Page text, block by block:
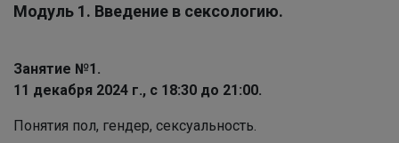
Модуль 1. Введение в сексологию.
Занятие №1.
11 декабря 2024 г., с 18:30 до 21:00.
Понятия пол, гендер, сексуальность.